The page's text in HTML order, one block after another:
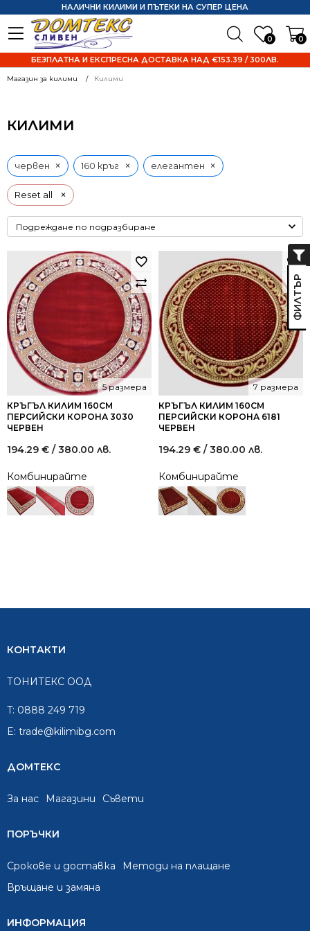
0 0
НАЛИЧНИ КИЛИМИ И ПЪТЕКИ НА СУПЕР ЦЕНА
БЕЗПЛАТНА И ЕКСПРЕСНА ДОСТАВКА НАД €153.39 / 300ЛВ.
Магазин за килими Килими
КИЛИМИ
Reset all ×
червен × 160 кръг × елегантен ×
КРЪГЪЛ КИЛИМ 160СМ
ПЕРСИЙСКИ КОРОНА 3030
ЧЕРВЕН
5 размера
194.29 € / 380.00 лв.
Комбинирайте
КРЪГЪЛ КИЛИМ 160СМ
ПЕРСИЙСКИ КОРОНА 6181
ЧЕРВЕН
7 размера
194.29 € / 380.00 лв.
Комбинирайте
КОНТАКТИ
ТОНИТЕКС ООД
T: 0888 249 719
E: trade@kilimibg.com
ДОМТЕКС
За нас Mагазини Съвети
ПОРЪЧКИ
Срокове и доставка
Методи на плащане
Връщане и замяна
ИНФОРМАЦИЯ